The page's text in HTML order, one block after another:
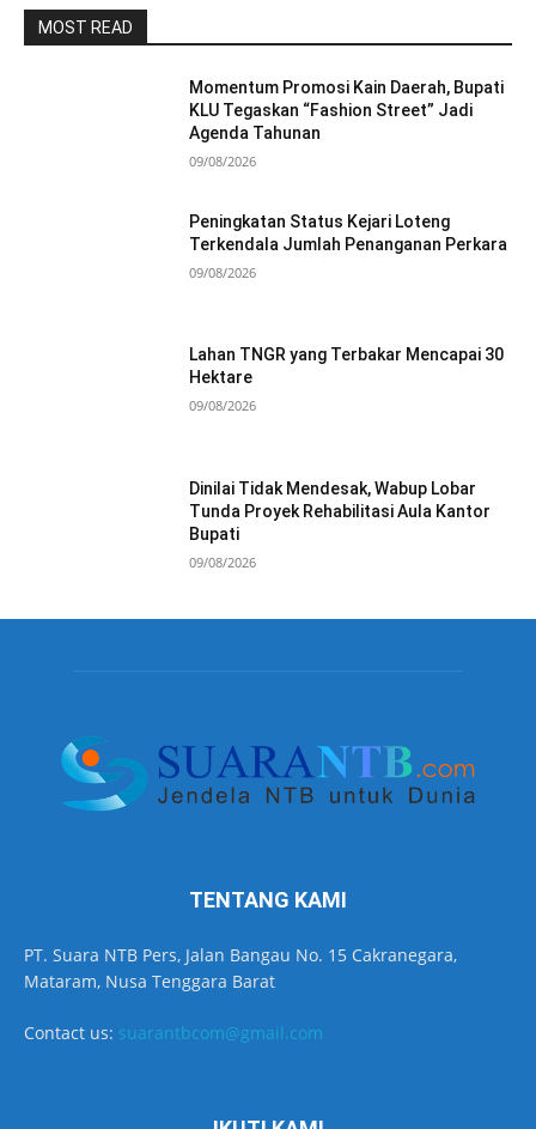
MOST READ
Momentum Promosi Kain Daerah, Bupati
KLU Tegaskan “Fashion Street” Jadi
Agenda Tahunan
09/08/2026
Peningkatan Status Kejari Loteng
Terkendala Jumlah Penanganan Perkara
09/08/2026
Lahan TNGR yang Terbakar Mencapai 30
Hektare
09/08/2026
Dinilai Tidak Mendesak, Wabup Lobar
Tunda Proyek Rehabilitasi Aula Kantor
Bupati
09/08/2026
TENTANG KAMI
PT. Suara NTB Pers, Jalan Bangau No. 15 Cakranegara,
Mataram, Nusa Tenggara Barat
Contact us: suarantbcom@gmail.com